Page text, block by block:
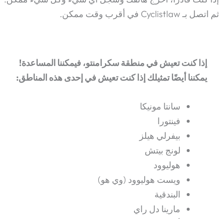
ثم اتصل بـ Cyclistlaw في أقرب وقت ممكن.
إذا كنت تعيش في منطقة سكرامنتو، فيمكننا المساعدة!
يمكننا أيضًا تمثيلك إذا كنت تعيش في إحدى هذه المناطق:
سانتا مونيكا
فينتورا
بيفرلي هيلز
لونج بيتش
هوليوود
ويست هوليوود (وي هو)
البندقية
مارينا دل راي